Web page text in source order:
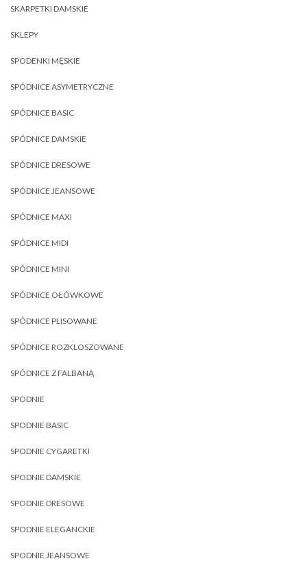
SKARPETKI DAMSKIE
SKLEPY
SPODENKI MĘSKIE
SPÓDNICE ASYMETRYCZNE
SPÓDNICE BASIC
SPÓDNICE DAMSKIE
SPÓDNICE DRESOWE
SPÓDNICE JEANSOWE
SPÓDNICE MAXI
SPÓDNICE MIDI
SPÓDNICE MINI
SPÓDNICE OŁÓWKOWE
SPÓDNICE PLISOWANE
SPÓDNICE ROZKLOSZOWANE
SPÓDNICE Z FALBANĄ
SPODNIE
SPODNIE BASIC
SPODNIE CYGARETKI
SPODNIE DAMSKIE
SPODNIE DRESOWE
SPODNIE ELEGANCKIE
SPODNIE JEANSOWE